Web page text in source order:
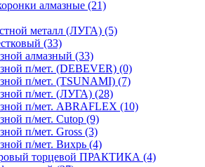
алмазные (21)
металл (ЛУГА) (5)
(33)
алмазный (33)
п/мет. (DEBEVER) (0)
п/мет. (TSUNAMI) (7)
п/мет. (ЛУГА) (28)
п/мет. ABRAFLEX (10)
п/мет. Cutop (9)
п/мет. Gross (3)
п/мет. Вихрь (4)
торцевой ПРАКТИКА (4)